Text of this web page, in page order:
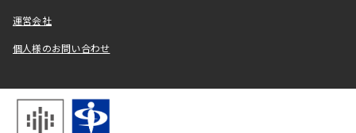
運営会社
個人様のお問い合わせ